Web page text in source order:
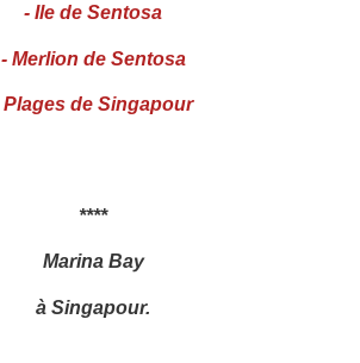
- Ile de Sentosa
-Merlion de Sentosa
Plages de Singapour
****
Marina Bay
à Singapour.